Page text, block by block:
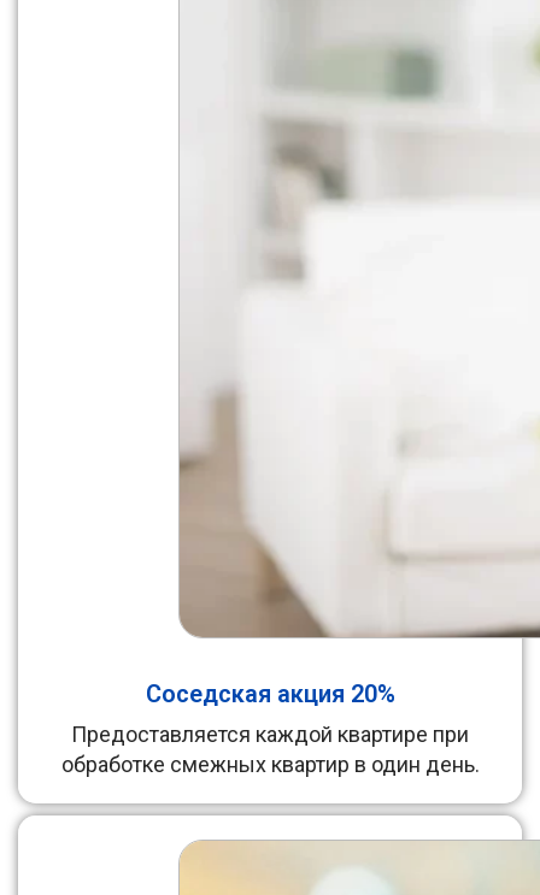
Соседская акция 20%
Предоставляется каждой квартире при
обработке смежных квартир в один день.